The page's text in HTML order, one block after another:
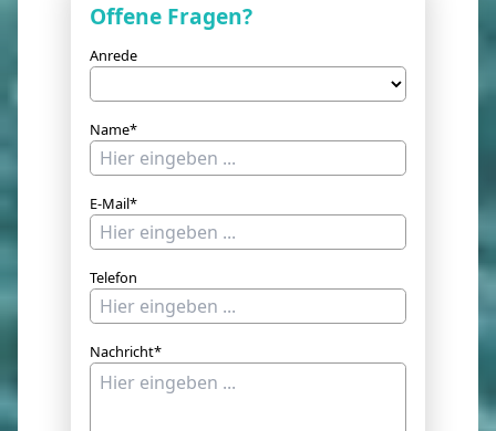
Offene Fragen?
Anrede
Name*
E-Mail*
Telefon
Nachricht*